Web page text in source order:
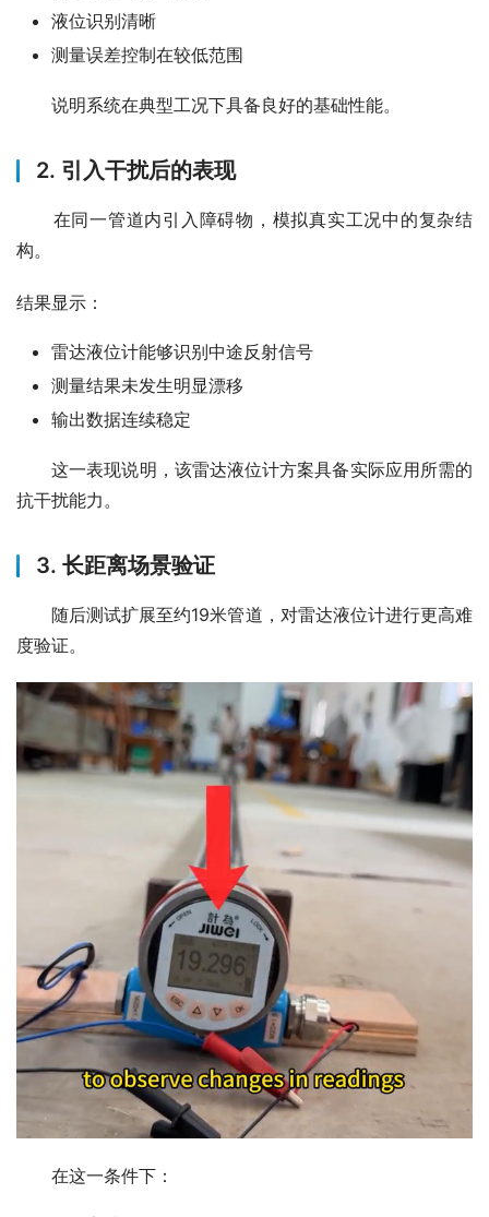
液位识别清晰
测量误差控制在较低范围
说明系统在典型工况下具备良好的基础性能。
2. 引入干扰后的表现
在同一管道内引入障碍物，模拟真实工况中的复杂结
构。
结果显示：
雷达液位计能够识别中途反射信号
测量结果未发生明显漂移
输出数据连续稳定
这一表现说明，该雷达液位计方案具备实际应用所需的
抗干扰能力。
3. 长距离场景验证
随后测试扩展至约19米管道，对雷达液位计进行更高难
度验证。
在这一条件下：